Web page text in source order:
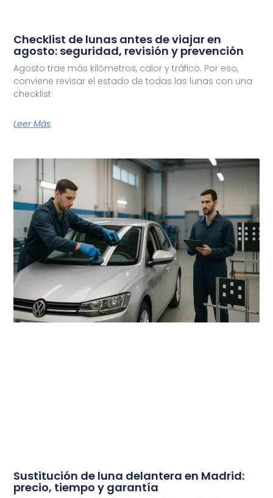
Checklist de lunas antes de viajar en
agosto: seguridad, revisión y prevención
Agosto trae más kilómetros, calor y tráfico. Por eso,
conviene revisar el estado de todas las lunas con una
checklist
Leer Más
Sustitución de luna delantera en Madrid:
precio, tiempo y garantía